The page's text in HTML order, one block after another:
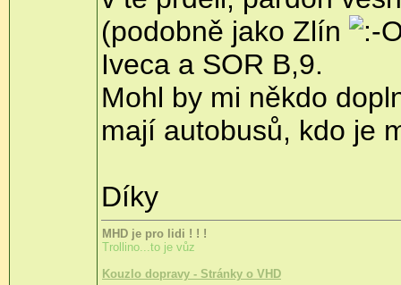
(podobně jako Zlín
Iveca a SOR B,9.
Mohl by mi někdo
mají autobusů, kdo je
Díky
MHD je pro lidi ! ! !
Trollino...to je vůz
Kouzlo dopravy - Stránky o VHD